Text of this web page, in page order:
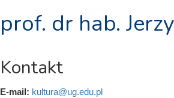
prof. dr hab.
Kontakt
E-mail: kultura@ug.edu.pl